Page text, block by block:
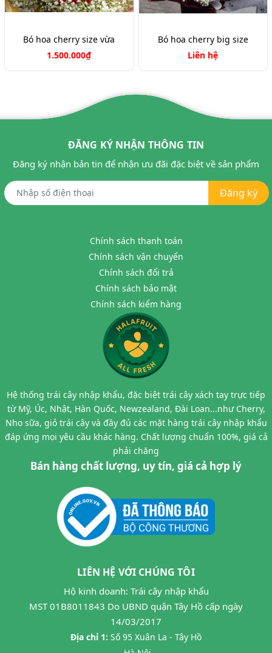
Bó hoa cherry size vừa
1.500.000₫
Bó hoa cherry big size
Liên hệ
ĐĂNG KÝ NHẬN THÔNG TIN
Đăng ký nhận bản tin để nhận ưu đãi đặc biệt về sản phẩm
Đăng ký
Chính sách thanh toán
Chính sách vận chuyển
Chính sách đổi trả
Chính sách bảo mật
Chính sách kiểm hàng
Hệ thống trái cây nhập khẩu, đặc biệt trái cây xách tay trực tiếp
từ Mỹ, Úc, Nhật, Hàn Quốc, Newzealand, Đài Loan...như Cherry,
Nho sữa, giỏ trái cây và đầy đủ các mặt hàng trái cây nhập khẩu
đáp ứng mọi yêu cầu khác hàng. Chất lượng chuẩn 100%, giá cả
phải chăng
Bán hàng chất lượng, uy tín, giá cả hợp lý
LIÊN HỆ VỚI CHÚNG TÔI
Hộ kinh doanh: Trái cây nhập khẩu
MST 01B8011843 Do UBND quận Tây Hồ cấp ngày
14/03/2017
Địa chỉ 1: Số 95 Xuân La - Tây Hồ